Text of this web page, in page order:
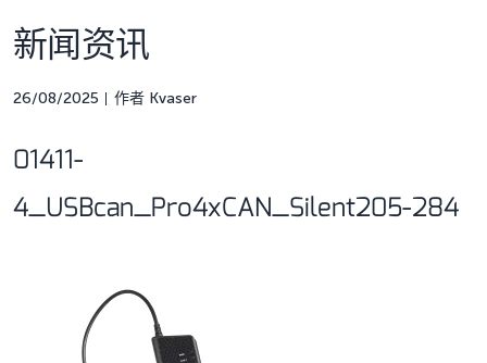
新闻资讯
26/08/2025 作者 Kvaser
01411-
4_USBcan_Pro4xCAN_Silent205-284